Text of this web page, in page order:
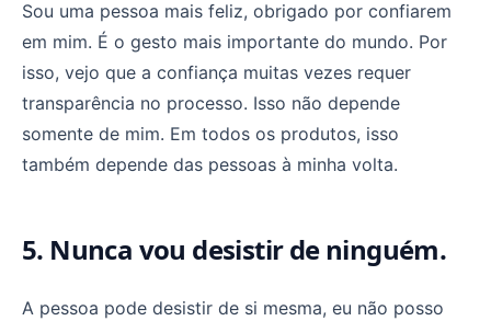
Sou uma pessoa mais feliz, obrigado por confiarem
em mim. É o gesto mais importante do mundo. Por
isso, vejo que a confiança muitas vezes requer
transparência no processo. Isso não depende
somente de mim. Em todos os produtos, isso
também depende das pessoas à minha volta.
5. Nunca vou desistir de ninguém.
A pessoa pode desistir de si mesma, eu não posso